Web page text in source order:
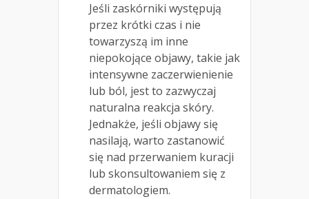
Jeśli zaskórniki występują
przez krótki czas i nie
towarzyszą im inne
niepokojące objawy, takie jak
intensywne zaczerwienienie
lub ból, jest to zazwyczaj
naturalna reakcja skóry.
Jednakże, jeśli objawy się
nasilają, warto zastanowić
się nad przerwaniem kuracji
lub skonsultowaniem się z
dermatologiem.